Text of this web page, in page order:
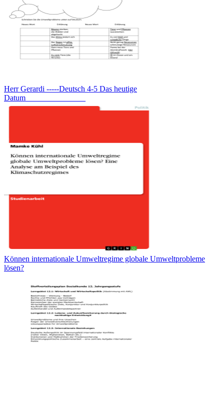
Herr Gerardi -----Deutsch 4-5 Das heutige
Datum_______________
Können internationale Umweltregime globale Umweltprobleme
lösen?